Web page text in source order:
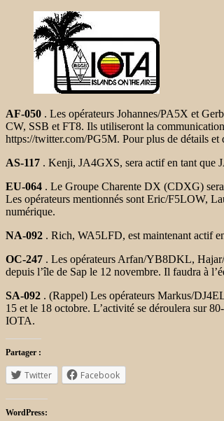
AF-050 . Les opérateurs Johannes/PA5X et
CW, SSB et FT8. Ils utiliseront la
https://twitter.com/PG5M. Pour plus de détails
AS-117 . Kenji, JA4GXS, sera actif en tant que
EU-064 . Le Groupe Charente DX (CDXG)
Les opérateurs mentionnés sont Eric/F5LOW,
numérique.
NA-092 . Rich, WA5LFD, est maintenant actif
OC-247 . Les opérateurs Arfan/YB8DKL,
depuis l’île de Sap le 12 novembre. Il faudra à
SA-092 . (Rappel) Les opérateurs Markus/
15 et le 18 octobre. L’activité se déroulera sur
IOTA.
Partager :
Twitter Facebook
WordPress: